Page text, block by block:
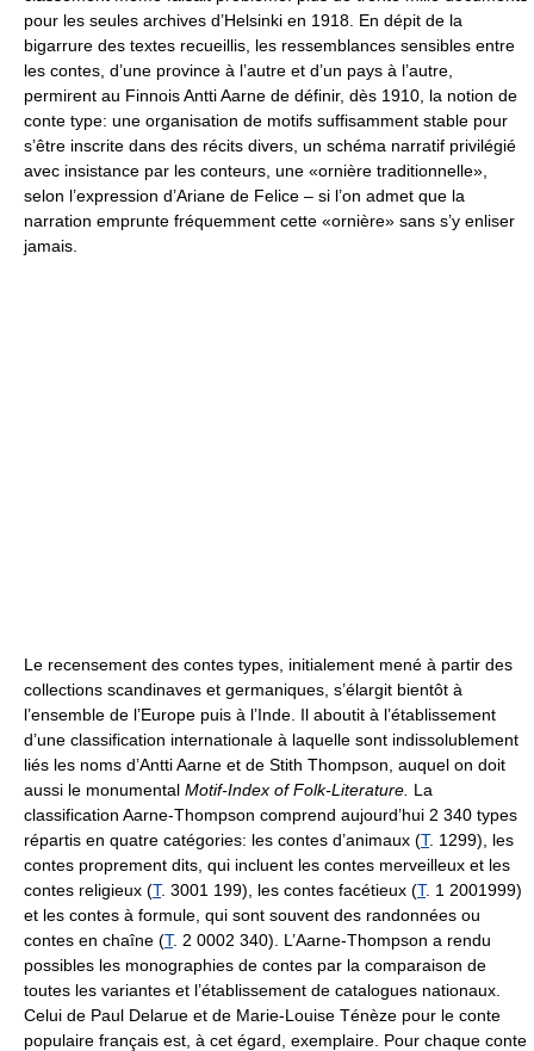
pour les seules archives d’Helsinki en 1918. En dépit de la
bigarrure des textes recueillis, les ressemblances sensibles entre
les contes, d’une province à l’autre et d’un pays à l’autre,
permirent au Finnois Antti Aarne de définir, dès 1910, la notion de
conte type: une organisation de motifs suffisamment stable pour
s’être inscrite dans des récits divers, un schéma narratif privilégié
avec insistance par les conteurs, une «ornière traditionnelle»,
selon l’expression d’Ariane de Felice – si l’on admet que la
narration emprunte fréquemment cette «ornière» sans s’y enliser
jamais.
Le recensement des contes types, initialement mené à partir des
collections scandinaves et germaniques, s’élargit bientôt à
l’ensemble de l’Europe puis à l’Inde. Il aboutit à l’établissement
d’une classification internationale à laquelle sont indissolublement
liés les noms d’Antti Aarne et de Stith Thompson, auquel on doit
aussi le monumental Motif-Index of Folk-Literature. La
classification Aarne-Thompson comprend aujourd’hui 2 340 types
répartis en quatre catégories: les contes d’animaux (T. 1299), les
contes proprement dits, qui incluent les contes merveilleux et les
contes religieux (T. 3001 199), les contes facétieux (T. 1 2001999)
et les contes à formule, qui sont souvent des randonnées ou
contes en chaîne (T. 2 0002 340). L’Aarne-Thompson a rendu
possibles les monographies de contes par la comparaison de
toutes les variantes et l’établissement de catalogues nationaux.
Celui de Paul Delarue et de Marie-Louise Ténèze pour le conte
populaire français est, à cet égard, exemplaire. Pour chaque conte